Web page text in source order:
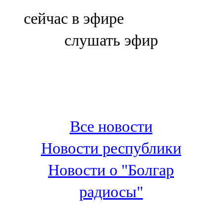
Болгар
100,3 FM
Зәй
106,6 FM
Кадыбаш
105,2 FM
сейчас в эфире
слушать эфир
Все новости
Новости республики
Новости о "Болгар
радиосы"